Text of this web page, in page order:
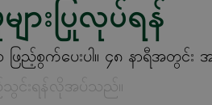
ျားပြုလုပ်ရန်
စွက်ပေးပါ။ ၄၈ နာရီအတွင်း အက
င်းရန်လိုအပ်သည်။